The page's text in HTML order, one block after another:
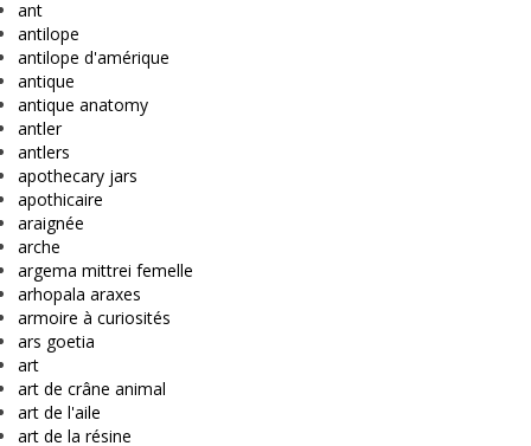
ant
antilope
antilope d'amérique
antique
antique anatomy
antler
antlers
apothecary jars
apothicaire
araignée
arche
argema mittrei femelle
arhopala araxes
armoire à curiosités
ars goetia
art
art de crâne animal
art de l'aile
art de la résine